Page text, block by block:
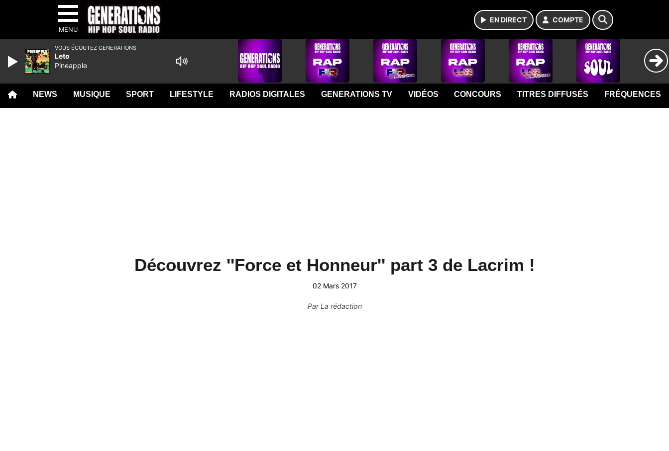
MENU
EN DIRECT COMPTE
NEWS MUSIQUE SPORT LIFESTYLE RADIOS DIGITALES GENERATIONS TV VIDÉOS CONCOURS TITRES DIFFUSÉS FRÉQUENCES
Découvrez ''Force et Honneur'' part 3 de Lacrim !
02 Mars 2017
ParLa rédaction
VOUS ÉCOUTEZ GENERATIONS
Leto
Pineapple